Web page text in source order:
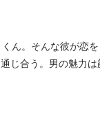
ん。そんな彼が恋
じ合う。男の魅力